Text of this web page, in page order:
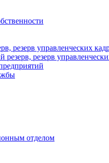
резерв управленческих
резерв
отделом